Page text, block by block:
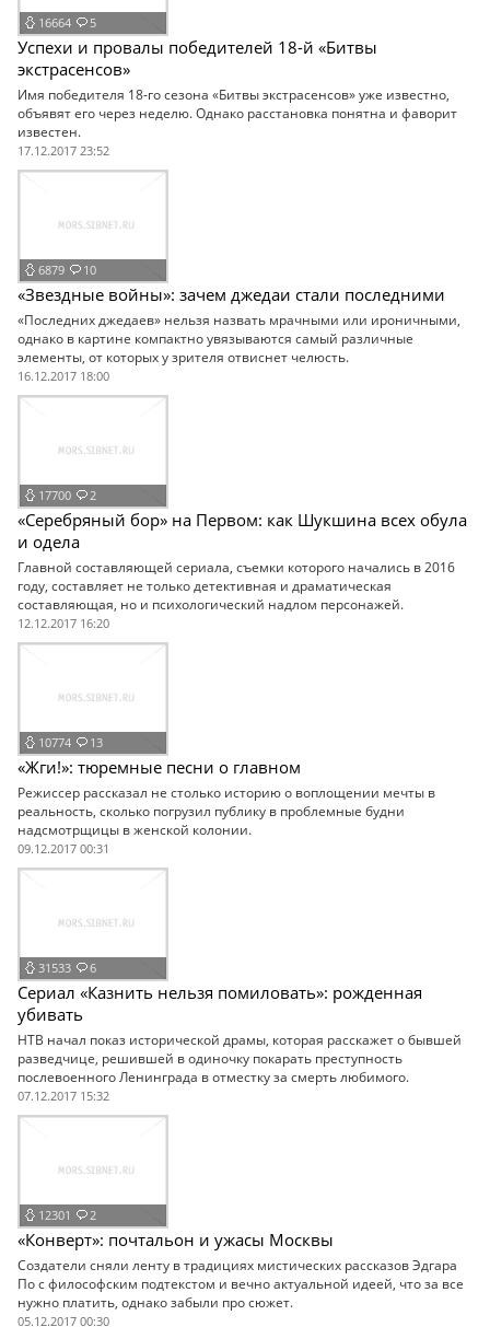
16664 5
Успехи и провалы победителей 18-й «Битвы
экстрасенсов»
Имя победителя 18-го сезона «Битвы экстрасенсов» уже известно,
объявят его через неделю. Однако расстановка понятна и фаворит
известен.
17.12.2017 23:52
6879 10
«Звездные войны»: зачем джедаи стали последними
«Последних джедаев» нельзя назвать мрачными или ироничными,
однако в картине компактно увязываются самый различные
элементы, от которых у зрителя отвиснет челюсть.
16.12.2017 18:00
17700 2
«Серебряный бор» на Первом: как Шукшина всех обула
и одела
Главной составляющей сериала, съемки которого начались в 2016
году, составляет не только детективная и драматическая
составляющая, но и психологический надлом персонажей.
12.12.2017 16:20
10774 13
«Жги!»: тюремные песни о главном
Режиссер рассказал не столько историю о воплощении мечты в
реальность, сколько погрузил публику в проблемные будни
надсмотрщицы в женской колонии.
09.12.2017 00:31
31533 6
Сериал «Казнить нельзя помиловать»: рожденная
убивать
НТВ начал показ исторической драмы, которая расскажет о бывшей
разведчице, решившей в одиночку покарать преступность
послевоенного Ленинграда в отместку за смерть любимого.
07.12.2017 15:32
12301 2
«Конверт»: почтальон и ужасы Москвы
Создатели сняли ленту в традициях мистических рассказов Эдгара
По с философским подтекстом и вечно актуальной идеей, что за все
нужно платить, однако забыли про сюжет.
05.12.2017 00:30